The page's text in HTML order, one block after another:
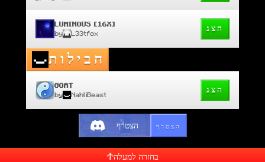
LUMINOUS [16X]
by L33tfox
הצג
חבילות
GOAT
by NahliBeast
הצג
הצטרף הצטרף
בחזרה למעלה